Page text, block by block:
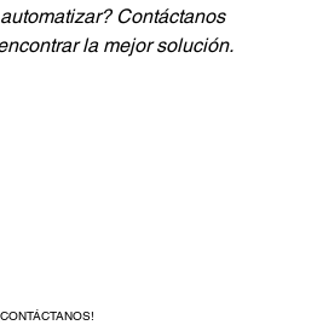
Contáctanos
la mejor solución.